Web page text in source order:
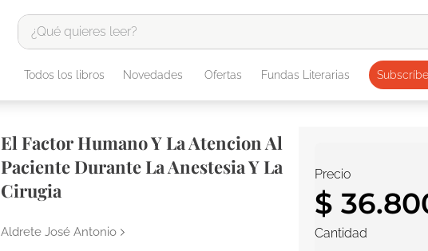
¿Qué quieres leer?
Todos los libros Novedades Ofertas Fundas Literarias
El Factor Humano Y La Atencion Al
Paciente Durante La Anestesia Y La
Cirugia
Aldrete José Antonio
Precio
$ 36.
Cantidad
TÉRMINOS MÁS BUSCADOS
3.
harry potter
4.
edición especial
iliada
6.
tarot